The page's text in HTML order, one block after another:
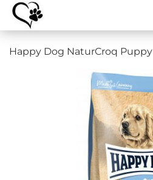
Happy Dog NaturCroq Puppy